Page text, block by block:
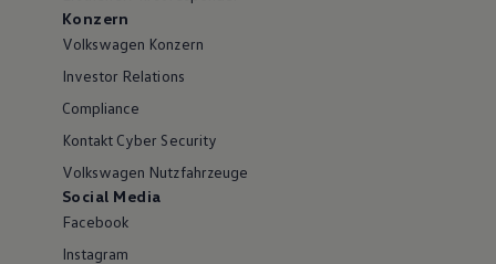
Konzern
Volkswagen Konzern
Investor Relations
Compliance
Kontakt Cyber Security
Volkswagen Nutzfahrzeuge
Social Media
Facebook
Instagram